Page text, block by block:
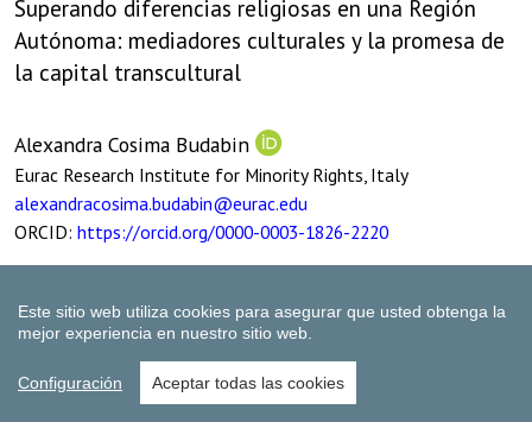
Este sitio web utiliza cookies para asegurar que usted obtenga la
mejor experiencia en nuestro sitio web.
Configuración Aceptar todas las cookies